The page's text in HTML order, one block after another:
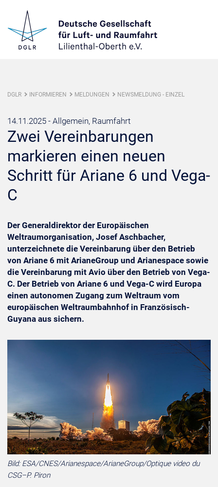
DGLR INFORMIEREN MELDUNGEN NEWSMELDUNG - EINZEL
14.11.2025 - Allgemein, Raumfahrt
Zwei Vereinbarungen
markieren einen neuen
Schritt für Ariane 6 und Vega-
C
Der Generaldirektor der Europäischen
Weltraumorganisation, Josef Aschbacher,
unterzeichnete die Vereinbarung über den Betrieb
von Ariane 6 mit ArianeGroup und Arianespace sowie
die Vereinbarung mit Avio über den Betrieb von Vega-
C. Der Betrieb von Ariane 6 und Vega-C wird Europa
einen autonomen Zugang zum Weltraum vom
europäischen Weltraumbahnhof in Französisch-
Guyana aus sichern.
Bild: ESA/CNES/Arianespace/ArianeGroup/Optique video du
CSG–P. Piron